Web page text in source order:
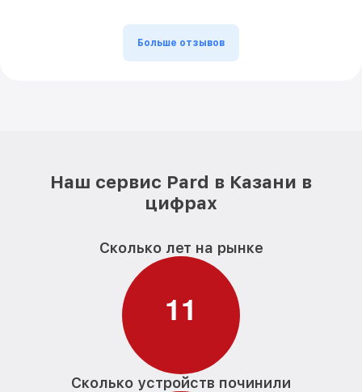
Больше отзывов
Наш сервис Pard в Казани в
цифрах
Сколько лет на рынке
11
Сколько устройств починили